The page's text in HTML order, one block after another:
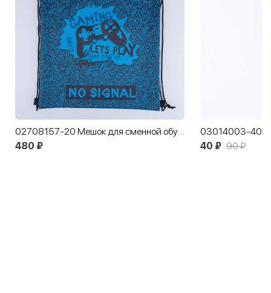
02708157-20 Мешок для сменной обуви синий-черный
480 ₽
40 ₽ 90 ₽